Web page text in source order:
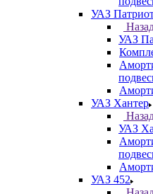
УАЗ
УАЗ
УАЗ Хантер
УАЗ
УАЗ 452